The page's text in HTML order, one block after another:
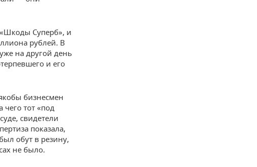
Суперб», и
рублей. В
на другой день
и его
бизнесмен
чего тот «под
свидетели
показала,
обут в резину,
не было.